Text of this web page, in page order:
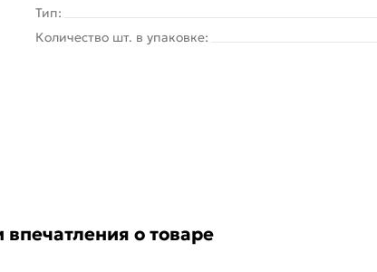
Тип:
Количество шт. в упаковке:
о товаре